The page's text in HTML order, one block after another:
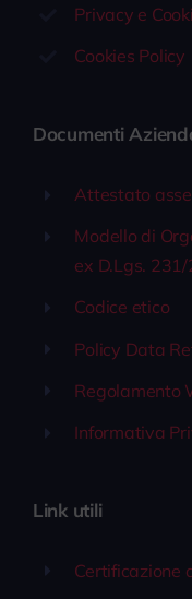
Privacy e
Cookies Policy
Documenti
Attestato
Modello di
ex D.Lgs.
Codice etico
Policy Data
Regolamento
Informativa
Link utili
Certificazione